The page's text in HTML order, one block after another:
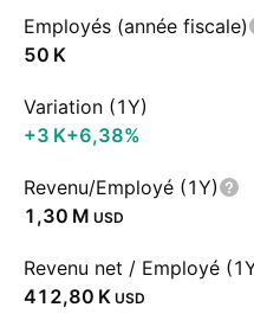
Employés (année fiscale)
‪50 K‬
Variation (1Y)
‪+3 K‬+6,38%
Revenu/Employé (1Y)
‪1,30 M‬ USD
Revenu net / Employé
‪412,80 K‬ USD